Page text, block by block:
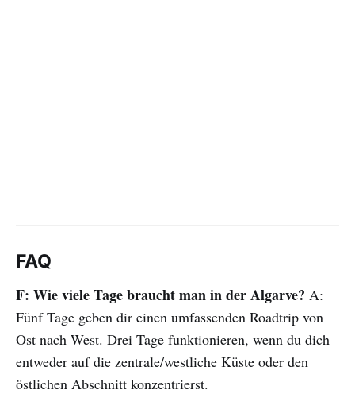
FAQ
F: Wie viele Tage braucht man in der Algarve? A:
Fünf Tage geben dir einen umfassenden Roadtrip von
Ost nach West. Drei Tage funktionieren, wenn du dich
entweder auf die zentrale/westliche Küste oder den
östlichen Abschnitt konzentrierst.